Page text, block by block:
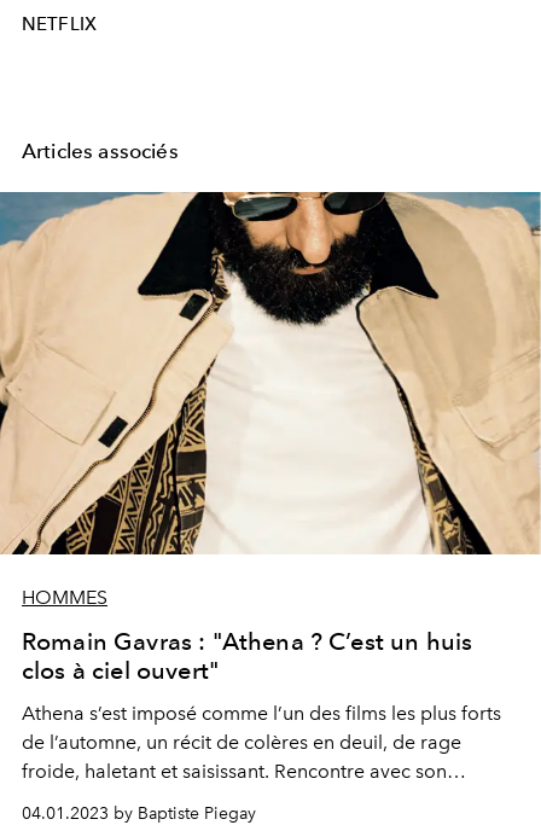
NETFLIX
Articles associés
HOMMES
Romain Gavras : "Athena ? C’est un huis
clos à ciel ouvert"
Athena s’est imposé comme l’un des films les plus forts
de l’automne, un récit de colères en deuil, de rage
froide, haletant et saisissant. Rencontre avec son
04.01.2023 by Baptiste Piegay